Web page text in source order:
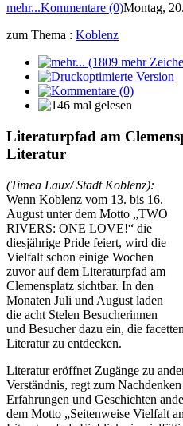
mehr...Kommentare (0)Montag,
zum Thema : Koblenz
Literaturpfad am
Literatur
(Timea Laux/ Stadt Koblenz):
Wenn Koblenz vom 13. bis 16.
August unter dem Motto „TWO
RIVERS: ONE LOVE!“ die
diesjährige Pride feiert, wird die
Vielfalt schon einige Wochen
zuvor auf dem Literaturpfad am
Clemensplatz sichtbar. In den
Monaten Juli und August laden
die acht Stelen Besucherinnen
und Besucher dazu ein, die
Literatur zu entdecken.
Literatur eröffnet Zugänge zu
Verständnis, regt zum
Erfahrungen und Geschichten
dem Motto „Seitenweise Vielfalt